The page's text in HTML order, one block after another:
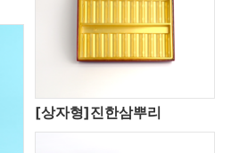
[상자형]진한삼뿌리